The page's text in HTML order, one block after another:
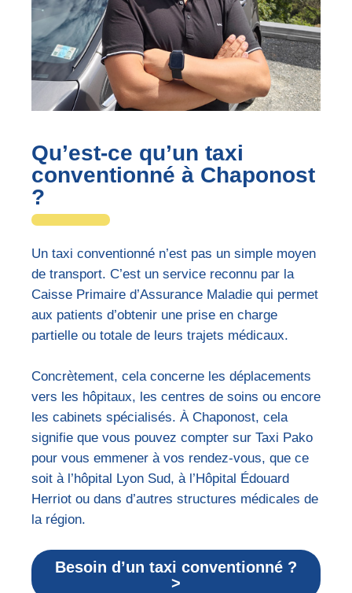
Qu’est-ce qu’un taxi
conventionné à Chaponost
?
Un taxi conventionné n’est pas un simple moyen
de transport. C’est un service reconnu par la
Caisse Primaire d’Assurance Maladie qui permet
aux patients d’obtenir une prise en charge
partielle ou totale de leurs trajets médicaux.
Concrètement, cela concerne les déplacements
vers les hôpitaux, les centres de soins ou encore
les cabinets spécialisés. À Chaponost, cela
signifie que vous pouvez compter sur Taxi Pako
pour vous emmener à vos rendez-vous, que ce
soit à l’hôpital Lyon Sud, à l’Hôpital Édouard
Herriot ou dans d’autres structures médicales de
la région.
Besoin d’un taxi conventionné ?
>